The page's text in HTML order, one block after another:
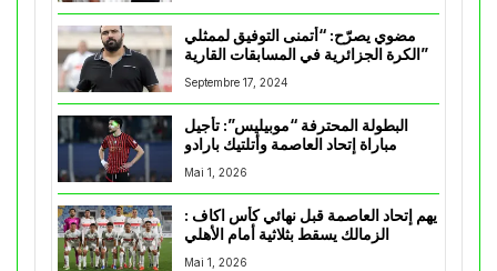
مضوي يصرّح: “أتمنى التوفيق لممثلي
الكرة الجزائرية في المسابقات القارية”
Septembre 17, 2024
البطولة المحترفة “موبيليس”: تأجيل
مباراة إتحاد العاصمة وأتلتيك بارادو
Mai 1, 2026
يهم إتحاد العاصمة قبل نهائي كأس اكاف :
Mai 1, 2026